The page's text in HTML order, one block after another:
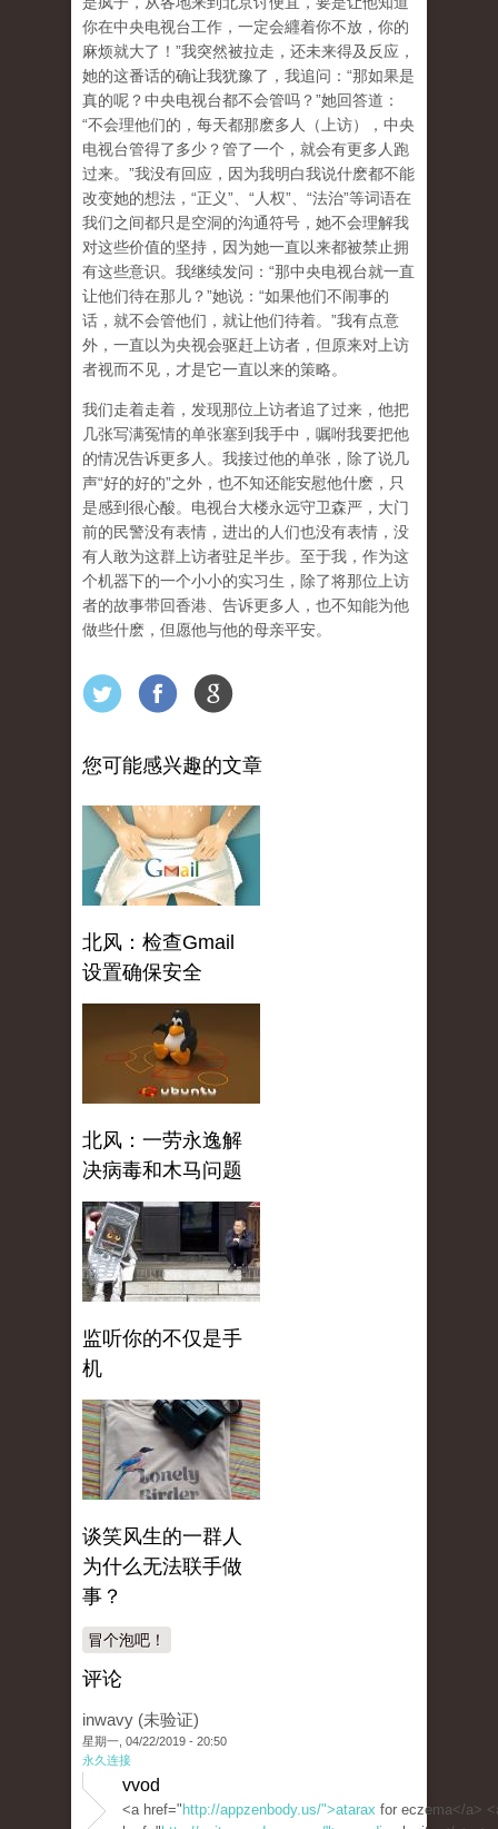
你在中央电视台工作，一定会纒着你不放，你的
麻烦就大了！”我突然被拉走，还未来得及反应，
她的这番话的确让我犹豫了，我追问：“那如果是
真的呢？中央电视台都不会管吗？”她回答道：
“不会理他们的，每天都那麽多人（上访），中央
电视台管得了多少？管了一个，就会有更多人跑
过来。”我没有回应，因为我明白我说什麽都不能
改变她的想法，“正义”、“人权”、“法治”等词语在
我们之间都只是空洞的沟通符号，她不会理解我
对这些价值的坚持，因为她一直以来都被禁止拥
有这些意识。我继续发问：“那中央电视台就一直
让他们待在那儿？”她说：“如果他们不闹事的
话，就不会管他们，就让他们待着。”我有点意
外，一直以为央视会驱赶上访者，但原来对上访
者视而不见，才是它一直以来的策略。
我们走着走着，发现那位上访者追了过来，他把
几张写满冤情的单张塞到我手中，嘱咐我要把他
的情况告诉更多人。我接过他的单张，除了说几
声“好的好的”之外，也不知还能安慰他什麽，只
是感到很心酸。电视台大楼永远守卫森严，大门
前的民警没有表情，进出的人们也没有表情，没
有人敢为这群上访者驻足半步。至于我，作为这
个机器下的一个小小的实习生，除了将那位上访
者的故事带回香港、告诉更多人，也不知能为他
做些什麽，但愿他与他的母亲平安。
您可能感兴趣的文章
北风：检查Gmail
设置确保安全
北风：一劳永逸解
决病毒和木马问题
监听你的不仅是手
机
谈笑风生的一群人
为什么无法联手做
事？
冒个泡吧！
评论
inwavy (未验证)
星期一, 04/22/2019 - 20:50
永久连接
vvod
<a href=" http://appzenbody.us/">atarax for eczema</a>